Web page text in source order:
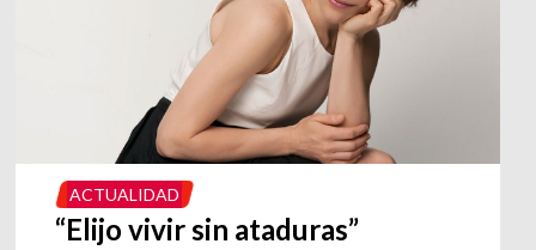
ACTUALIDAD
“Elijo vivir sin ataduras”